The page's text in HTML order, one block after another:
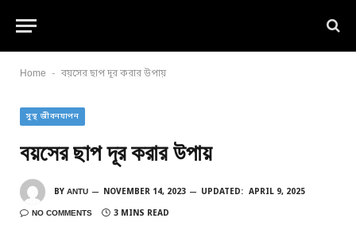
Home - বয়সের ছাপ দূর করার উপায়
সুস্থ জীবনযাপন
বয়সের ছাপ দূর করার উপায়
BY ANTU NOVEMBER 14, 2023 UPDATED: APRIL 9, 2025
NO COMMENTS 3 MINS READ